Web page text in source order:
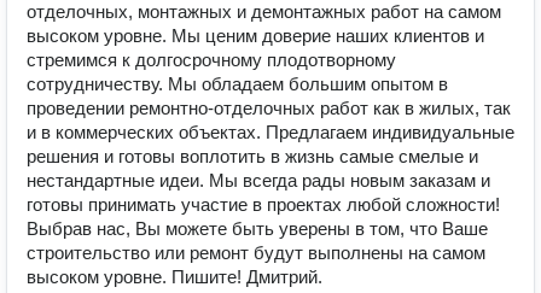
отделочных, монтажных и демонтажных работ на самом
высоком уровне. Мы ценим доверие наших клиентов и
стремимся к долгосрочному плодотворному
сотрудничеству. Мы обладаем большим опытом в
проведении ремонтно-отделочных работ как в жилых, так
и в коммерческих объектах. Предлагаем индивидуальные
решения и готовы воплотить в жизнь самые смелые и
нестандартные идеи. Мы всегда рады новым заказам и
готовы принимать участие в проектах любой сложности!
Выбрав нас, Вы можете быть уверены в том, что Ваше
строительство или ремонт будут выполнены на самом
высоком уровне. Пишите! Дмитрий.